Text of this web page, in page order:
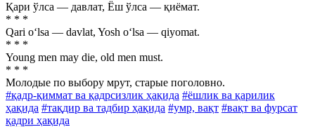
Қари ўлса — давлат, Ёш ўлса — қиёмат.
* * *
Qari o‘lsa — davlat, Yosh o‘lsa — qiyomat.
* * *
Young men may die, old men must.
* * *
Молодые по выбору мрут, старые поголовно.
#қадр-қиммат ва қадрсизлик ҳақида #ёшлик ва қарилик
ҳақида #тақдир ва тадбир ҳақида #умр, вақт #вақт ва фурсат
қадри ҳақида